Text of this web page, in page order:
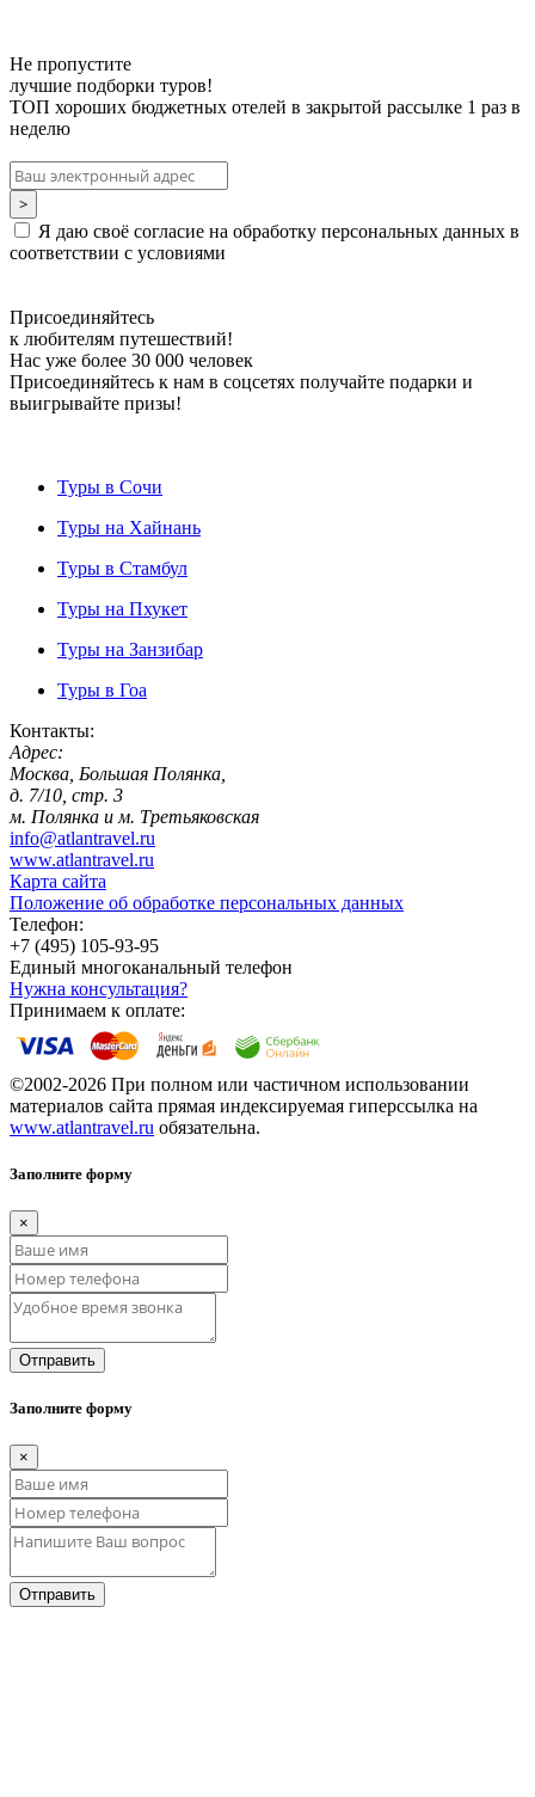
Не пропустите
лучшие подборки туров!
ТОП хороших бюджетных отелей в закрытой рассылке 1 раз в
неделю
Я даю своё согласие на обработку персональных данных в
соответствии с условиями
Присоединяйтесь
к любителям путешествий!
Нас уже более 30 000 человек
Присоединяйтесь к нам в соцсетях получайте подарки и
выигрывайте призы!
Туры в Сочи
Туры на Хайнань
Туры в Стамбул
Туры на Пхукет
Туры на Занзибар
Туры в Гоа
Контакты:
Адрес:
Москва, Большая Полянка,
д. 7/10, стр. 3
м. Полянка и м. Третьяковская
info@atlantravel.ru
www.atlantravel.ru
Карта сайта
Положение об обработке персональных данных
Телефон:
+7 (495) 105-93-95
Единый многоканальный телефон
Нужна консультация?
Принимаем к оплате:
©2002-2026 При полном или частичном использовании
материалов сайта прямая индексируемая гиперссылка на
www.atlantravel.ru обязательна.
Заполните форму
×
Отправить
Заполните форму
×
Отправить